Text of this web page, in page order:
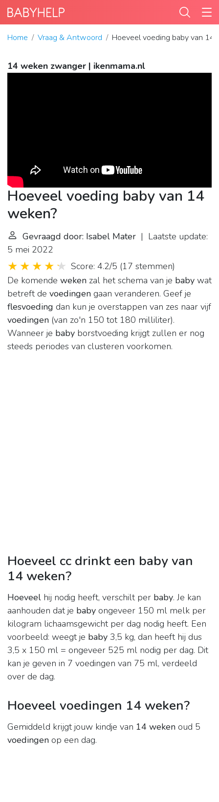
Home Vraag & Antwoord Hoeveel voeding baby van 14
14 weken zwanger | ikenmama.nl
Hoeveel voeding baby van 14
weken?
Gevraagd door: Isabel Mater | Laatste update:
5 mei 2022
Score: 4.2/5 (17 stemmen)
De komende weken zal het schema van je baby wat
betreft de voedingen gaan veranderen. Geef je
flesvoeding dan kun je overstappen van zes naar vijf
voedingen (van zo'n 150 tot 180 milliliter).
Wanneer je baby borstvoeding krijgt zullen er nog
steeds periodes van clusteren voorkomen.
Hoeveel cc drinkt een baby van
14 weken?
Hoeveel hij nodig heeft, verschilt per baby. Je kan
aanhouden dat je baby ongeveer 150 ml melk per
kilogram lichaamsgewicht per dag nodig heeft. Een
voorbeeld: weegt je baby 3,5 kg, dan heeft hij dus
3,5 x 150 ml = ongeveer 525 ml nodig per dag. Dit
kan je geven in 7 voedingen van 75 ml, verdeeld
over de dag.
Hoeveel voedingen 14 weken?
Gemiddeld krijgt jouw kindje van 14 weken oud 5
voedingen op een dag.